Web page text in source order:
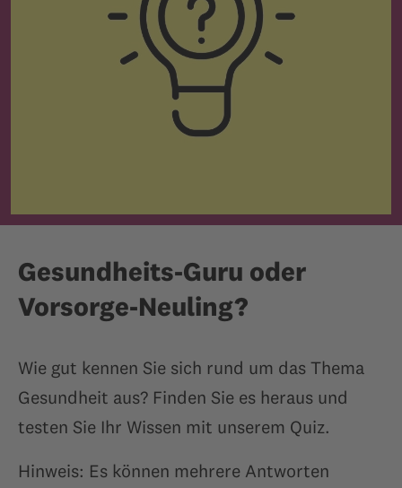
Gesundheits-Guru oder
Vorsorge-Neuling?
Wie gut kennen Sie sich rund um das Thema
Gesundheit aus? Finden Sie es heraus und
testen Sie Ihr Wissen mit unserem Quiz.
Hinweis: Es können mehrere Antworten